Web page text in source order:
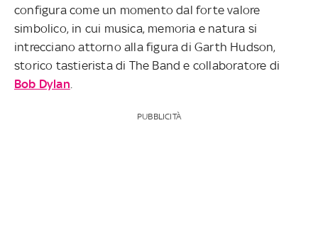
configura come un momento dal forte valore
simbolico, in cui musica, memoria e natura si
intrecciano attorno alla figura di Garth Hudson,
storico tastierista di The Band e collaboratore di
Bob Dylan.
PUBBLICITÀ